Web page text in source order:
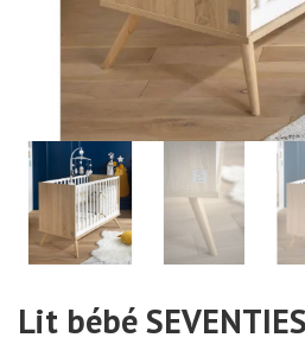
Lit bébé SEVENTIES